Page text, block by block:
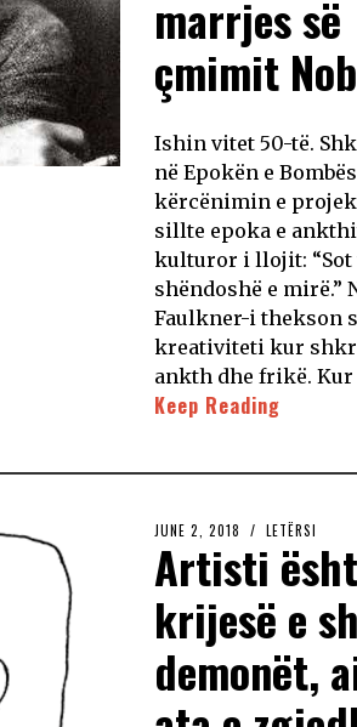
marrjes së
çmimit
Ishin vitet 50-të.
në Epokën e
kërcënimin e
sillte epoka e
kulturor i llojit: “Sot
shëndoshë e mirë.”
Faulkner-i thekson
kreativiteti kur
ankth dhe frikë.
Keep Reading
JUNE 2, 2018 LETËRSI
Artisti
krijesë e
demonët,